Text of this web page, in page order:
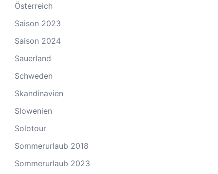
Österreich
Saison 2023
Saison 2024
Sauerland
Schweden
Skandinavien
Slowenien
Solotour
Sommerurlaub 2018
Sommerurlaub 2023